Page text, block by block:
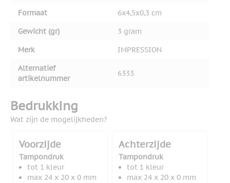
Formaat
6x4,5x0,3 cm
Gewicht (gr)
3 gram
Merk
IMPRESSION
Alternatief
artikelnummer
6333
Bedrukking
Wat zijn de mogelijkheden?
Voorzijde
Tampondruk
tot 1 kleur
max 24 x 20 x 0 mm
Achterzijde
Tampondruk
tot 1 kleur
max 24 x 20 x 0 mm